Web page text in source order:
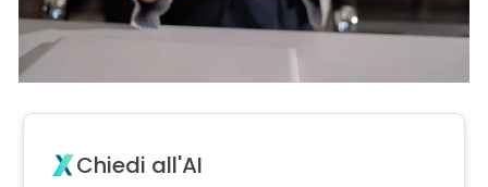
Chiedi all'AI